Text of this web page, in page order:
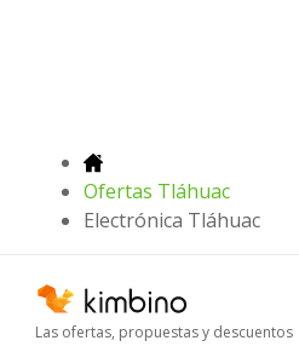
Ofertas Tláhuac
Electrónica Tláhuac
Las ofertas, propuestas y descuentos